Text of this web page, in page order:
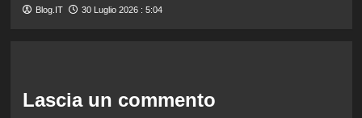
Blog.IT 30 Luglio 2026 : 5:04
Lascia un commento